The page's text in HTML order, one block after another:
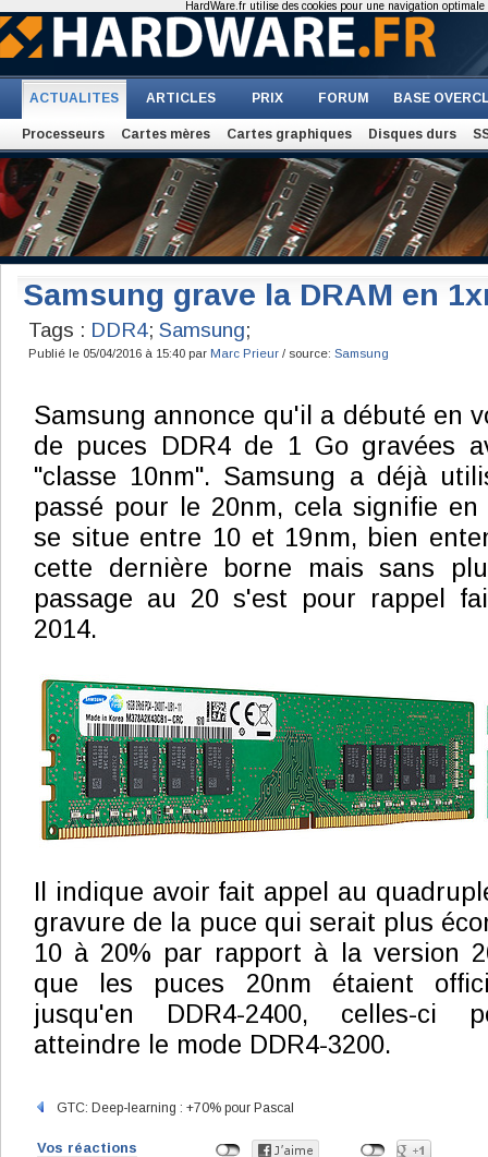
ACTUALITES ARTICLES PRIX FORUM BASE
Processeurs Cartes mères Cartes graphiques Disques durs
Samsung grave la DRAM en
Tags : DDR4; Samsung;
Publié le 05/04/2016 à 15:40 par Marc Prieur / source: Samsung
Samsung annonce qu'il a débuté en
de puces DDR4 de 1 Go gravées
"classe 10nm". Samsung a déjà
passé pour le 20nm, cela signifie
se situe entre 10 et 19nm, bien
cette dernière borne mais sans
passage au 20 s'est pour rappel
2014.
Il indique avoir fait appel au
gravure de la puce qui serait plus
10 à 20% par rapport à la version
que les puces 20nm étaient
jusqu'en DDR4-2400, celles-ci
atteindre le mode DDR4-3200.
GTC: Deep-learning : +70% pour Pascal
Vos réactions
HardWare.fr utilise des cookies pour une navigation